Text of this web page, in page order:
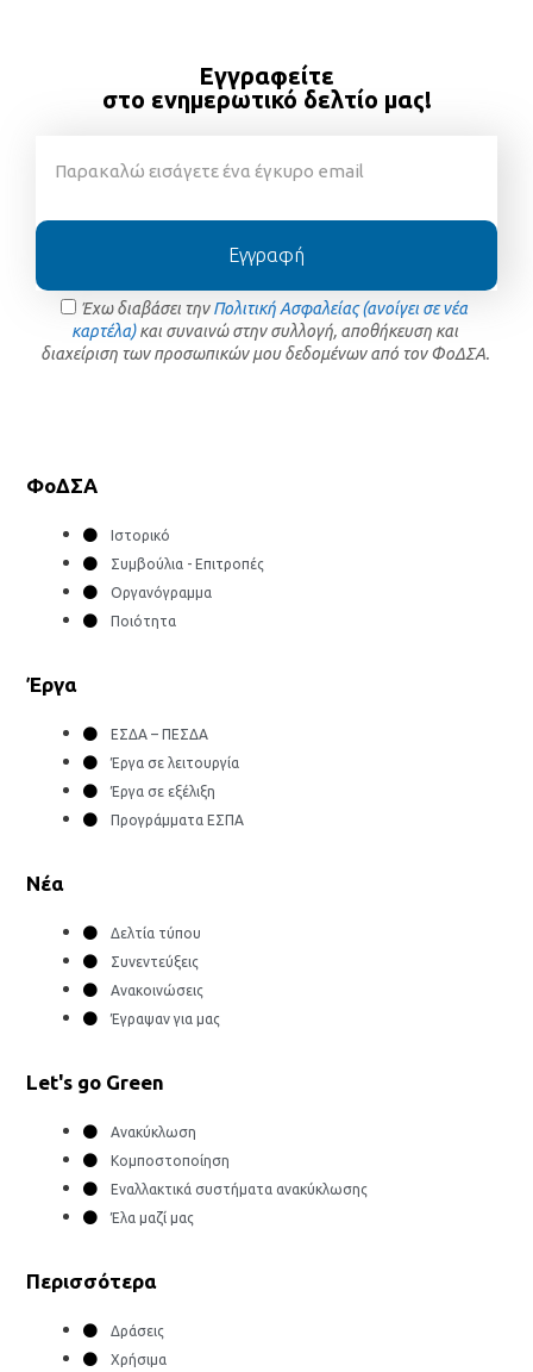
Εγγραφείτε
στο ενημερωτικό δελτίο μας!
Έχω διαβάσει τηνΠολιτική Ασφαλείας (ανοίγει σε νέα
καρτέλα)και συναινώ στην συλλογή, αποθήκευση και
διαχείριση των προσωπικών μου δεδομένων από τον ΦοΔΣΑ.
Εγγραφή
ΦοΔΣΑ
Ιστορικό
Συμβούλια - Επιτροπές
Οργανόγραμμα
Ποιότητα
Έργα
ΕΣΔΑ – ΠΕΣΔΑ
Έργα σε λειτουργία
Έργα σε εξέλιξη
Προγράμματα ΕΣΠΑ
Νέα
Δελτία τύπου
Συνεντεύξεις
Ανακοινώσεις
Έγραψαν για μας
Let's go Green
Ανακύκλωση
Κομποστοποίηση
Εναλλακτικά συστήματα ανακύκλωσης
Έλα μαζί μας
Περισσότερα
Δράσεις
Χρήσιμα